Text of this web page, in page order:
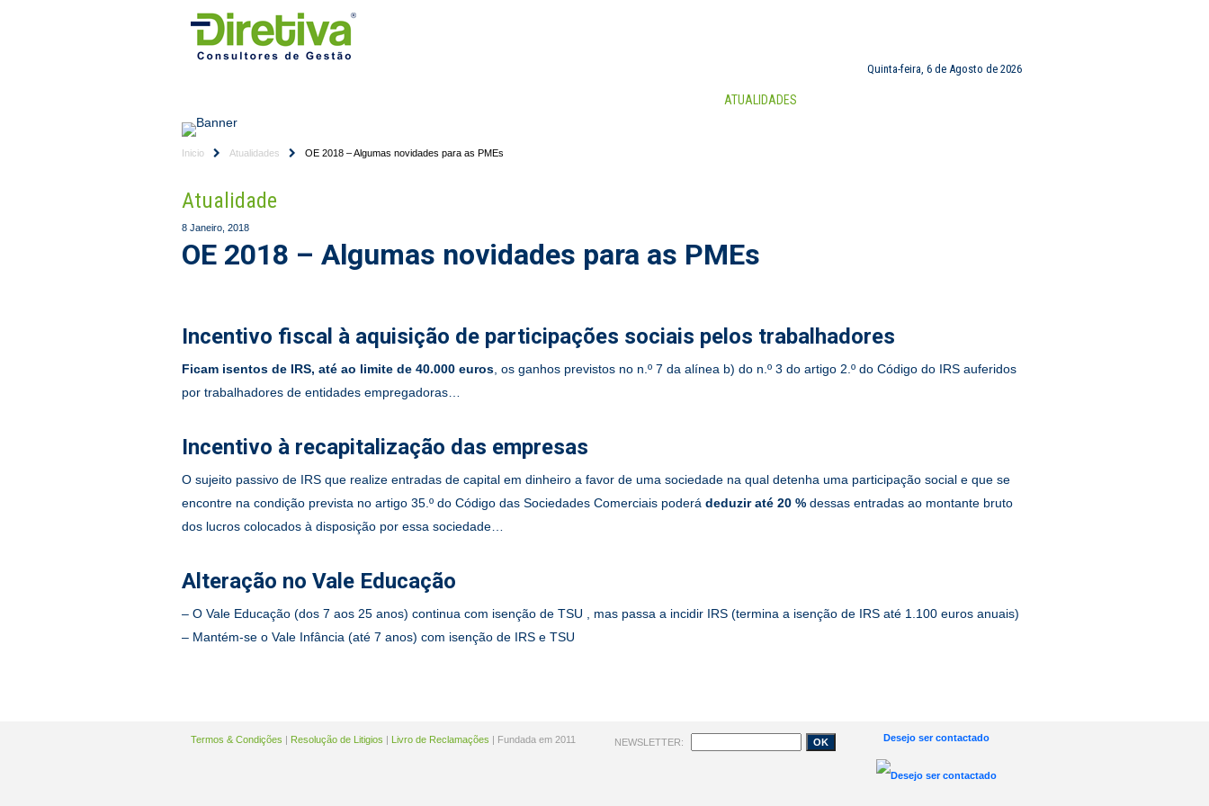
Quinta-feira, 6 de Agosto de 2026
ATUALIDADES
Inicio Atualidades OE 2018 – Algumas novidades para as PMEs
Atualidade
8 Janeiro, 2018
OE 2018 – Algumas novidades para as PMEs
Incentivo fiscal à aquisição de participações sociais pelos trabalhadores
Ficam isentos de IRS, até ao limite de 40.000 euros , os ganhos previstos no n.º 7 da alínea b) do n.º 3 do artigo 2.º do Código do IRS auferidos
por trabalhadores de entidades empregadoras…
Incentivo à recapitalização das empresas
O sujeito passivo de IRS que realize entradas de capital em dinheiro a favor de uma sociedade na qual detenha uma participação social e que se
encontre na condição prevista no artigo 35.º do Código das Sociedades Comerciais poderá deduzir até 20 % dessas entradas ao montante bruto
dos lucros colocados à disposição por essa sociedade…
Alteração no Vale Educação
– O Vale Educação (dos 7 aos 25 anos) continua com isenção de TSU , mas passa a incidir IRS (termina a isenção de IRS até 1.100 euros anuais)
– Mantém-se o Vale Infância (até 7 anos) com isenção de IRS e TSU
Termos & Condições | Resolução de Litigios | Livro de Reclamações | Fundada em 2011 Desejo ser contactado
NEWSLETTER: